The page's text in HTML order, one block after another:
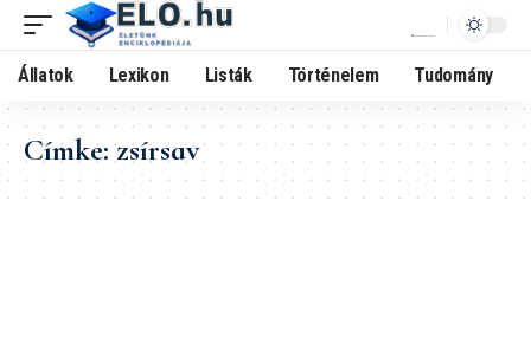
Állatok Lexikon Listák Történelem Tudomány
Címke:zsírsav